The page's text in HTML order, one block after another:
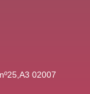
02007